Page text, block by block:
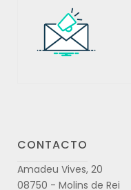
CONTACTO
Amadeu Vives, 20
08750 - Molins de Rei